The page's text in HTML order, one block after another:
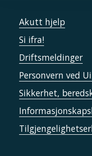
Akutt hjelp
Si ifra!
Driftsmeldinger
Personvern ved
Sikkerhet,